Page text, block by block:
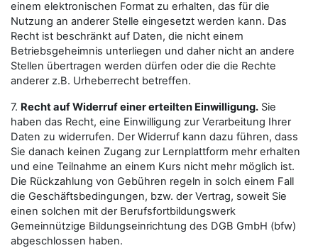
einem elektronischen Format zu erhalten, das für die
Nutzung an anderer Stelle eingesetzt werden kann. Das
Recht ist beschränkt auf Daten, die nicht einem
Betriebsgeheimnis unterliegen und daher nicht an andere
Stellen übertragen werden dürfen oder die die Rechte
anderer z.B. Urheberrecht betreffen.
7. Recht auf Widerruf einer erteilten Einwilligung. Sie
haben das Recht, eine Einwilligung zur Verarbeitung Ihrer
Daten zu widerrufen. Der Widerruf kann dazu führen, dass
Sie danach keinen Zugang zur Lernplattform mehr erhalten
und eine Teilnahme an einem Kurs nicht mehr möglich ist.
Die Rückzahlung von Gebühren regeln in solch einem Fall
die Geschäftsbedingungen, bzw. der Vertrag, soweit Sie
einen solchen mit der Berufsfortbildungswerk
Gemeinnützige Bildungseinrichtung des DGB GmbH (bfw)
abgeschlossen haben.